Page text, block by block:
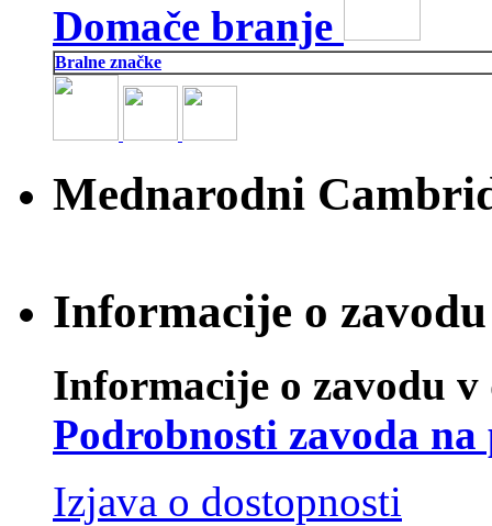
Domače branje
Bralne značke
Mednarodni
Informacije o
Informacije o zavodu
Podrobnosti zavoda
Izjava o dostopnosti